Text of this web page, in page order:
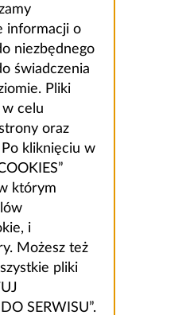
informacji o
niezbędnego
świadczenia
Pliki
celu
oraz
kliknięciu w
którym
i
Możesz też
pliki
SERWISU”.